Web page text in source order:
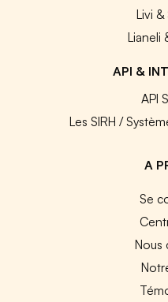
Livi &
Lianeli
API &
API
Les SIRH /
A
Se
Nous